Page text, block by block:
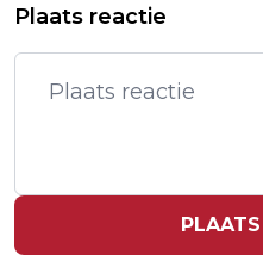
VOOR BENCIC
VERHUURDERS
WETEN VAN NIKS
Plaats reactie